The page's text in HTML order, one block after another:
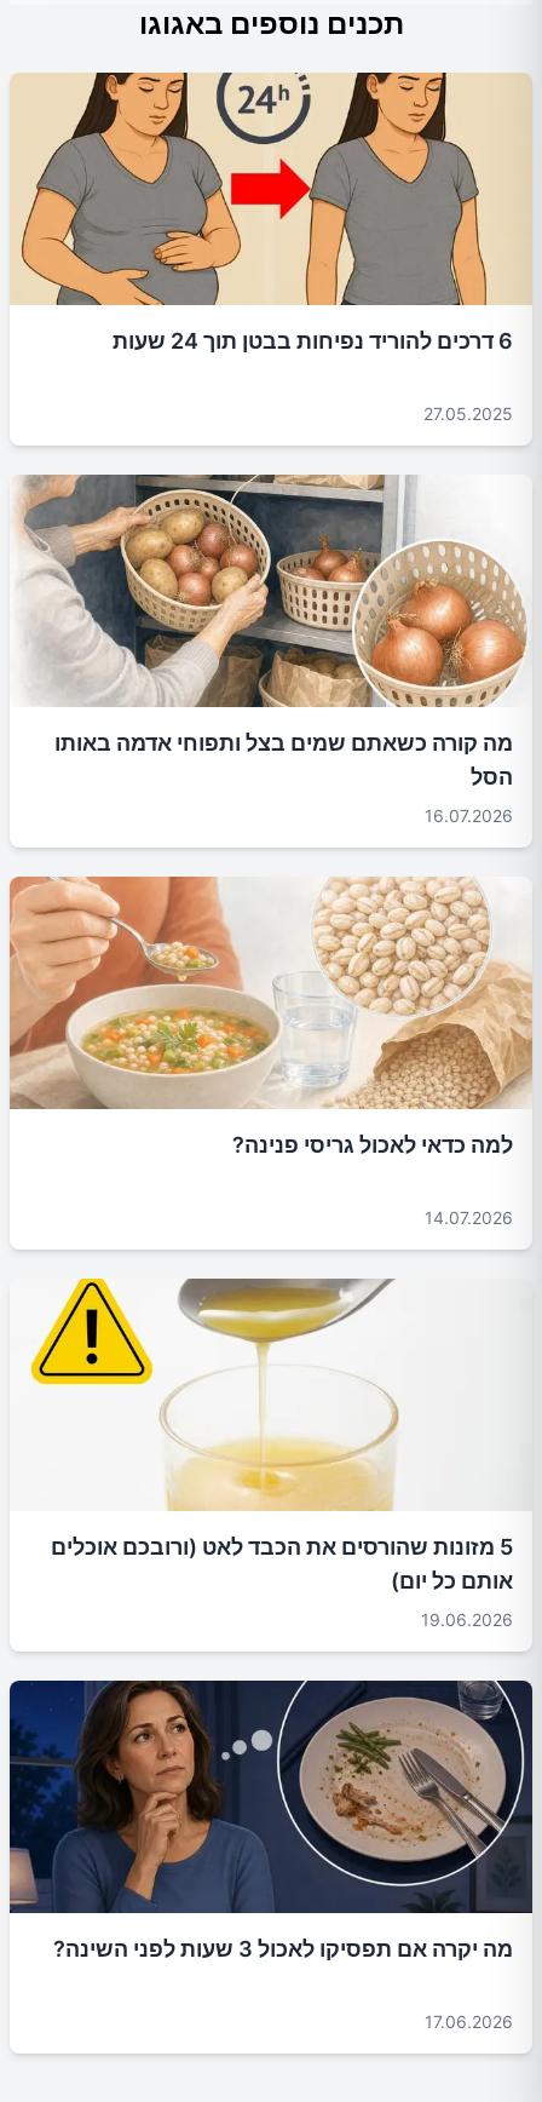
תכנים נוספים באגוגו
6 דרכים להוריד נפיחות בבטן תוך 24 שעות
27.05.2025
מה קורה כשאתם שמים בצל ותפוחי אדמה באותו
הסל
16.07.2026
למה כדאי לאכול גריסי פנינה?
14.07.2026
5 מזונות שהורסים את הכבד לאט (ורובכם אוכלים
אותם כל יום)
19.06.2026
מה יקרה אם תפסיקו לאכול 3 שעות לפני השינה?
17.06.2026